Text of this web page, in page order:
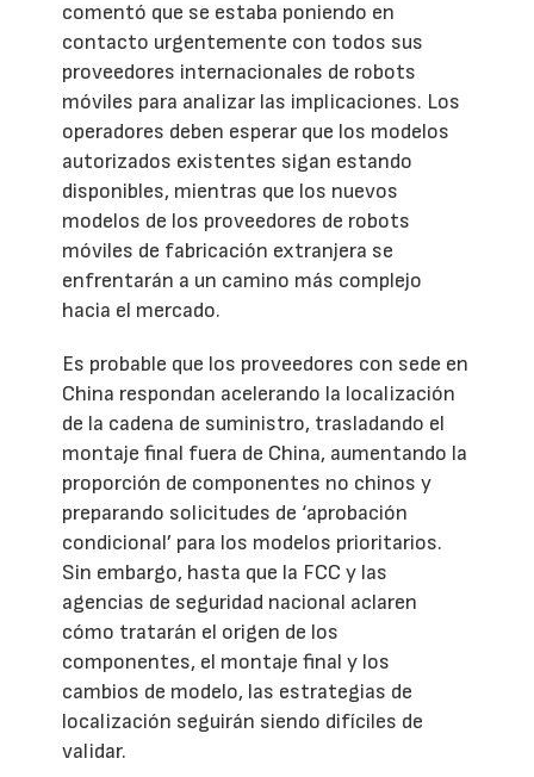
comentó que se estaba poniendo en
contacto urgentemente con todos sus
proveedores internacionales de robots
móviles para analizar las implicaciones. Los
operadores deben esperar que los modelos
autorizados existentes sigan estando
disponibles, mientras que los nuevos
modelos de los proveedores de robots
móviles de fabricación extranjera se
enfrentarán a un camino más complejo
hacia el mercado.
Es probable que los proveedores con sede en
China respondan acelerando la localización
de la cadena de suministro, trasladando el
montaje final fuera de China, aumentando la
proporción de componentes no chinos y
preparando solicitudes de ‘aprobación
condicional’ para los modelos prioritarios.
Sin embargo, hasta que la FCC y las
agencias de seguridad nacional aclaren
cómo tratarán el origen de los
componentes, el montaje final y los
cambios de modelo, las estrategias de
localización seguirán siendo difíciles de
validar.